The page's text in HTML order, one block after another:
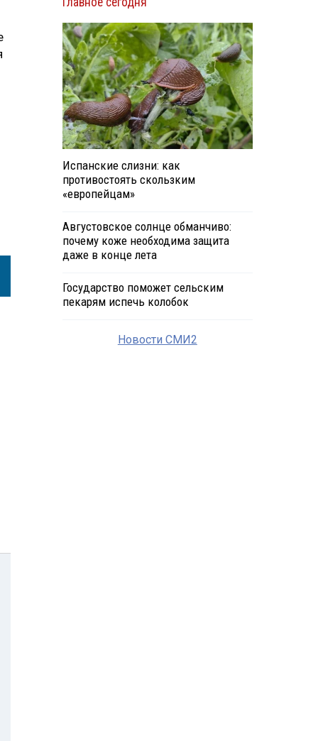
Испанские слизни: как
противостоять скользким
«европейцам»
Августовское солнце обманчиво:
почему коже необходима защита
даже в конце лета
Государство поможет сельским
пекарям испечь колобок
Новости СМИ2